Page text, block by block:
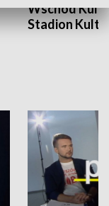
Wschód
Stadion